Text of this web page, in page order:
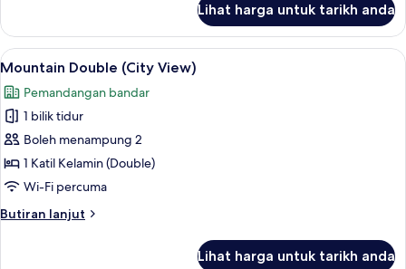
guests,
Extra
person
fee
KRW
30,000
per
person)
Quadruple
Room,
City
(Base
2
guests,
Extra
person
fee
KRW
30,000
Lihat harga untuk tarikh anda
Lihat
semua
foto
untuk
Mountain
Double
(City
Mountain Double (City View) |
7
Mountain Double (City View)
Pemandangan bandar
1 bilik tidur
Boleh menampung 2
1 Katil Kelamin (Double)
Wi-Fi percuma
Butiran lanjut
Butiran
Lihat harga untuk tarikh anda